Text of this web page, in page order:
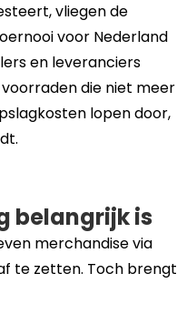
vliegen de
voor Nederland
en leveranciers
die niet meer
lopen door,
belangrijk is
merchandise via
te zetten. Toch brengt